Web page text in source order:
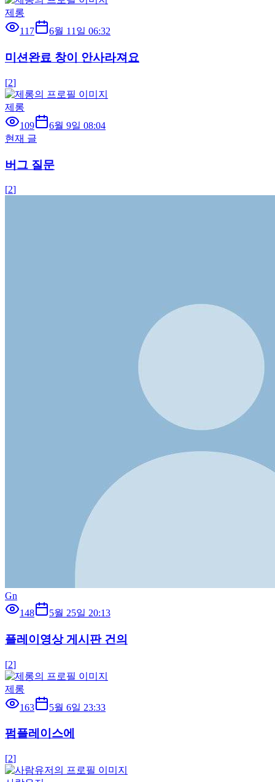
제롱
117
6월 11일 06:32
미션완료 창이 안사라져요
[2]
제롱
109
6월 9일 08:04
현재 글
버그 질문
[2]
Gn
148
5월 25일 20:13
플레이영상 게시판 건의
[2]
제롱
163
5월 6일 23:33
펌플레이스에
[2]